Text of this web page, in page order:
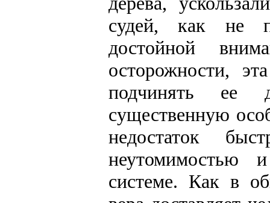
судей, как не
достойной
осторожности,
подчинять ее
существенную
недостаток
неутомимостью
системе. Как в